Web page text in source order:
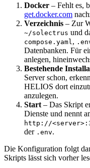
Docker – Fehlt es,
get.docker.com
Verzeichnis – Zur
~/solectrus und
compose.yaml ,
Datenbanken. Für
anlegen,
Bestehende
Server schon,
HELIOS dort
anzulegen.
Start – Das Skript
Dienste und nennt
http://
der .env.
Die Konfiguration folgt
Skripts lässt sich vorher